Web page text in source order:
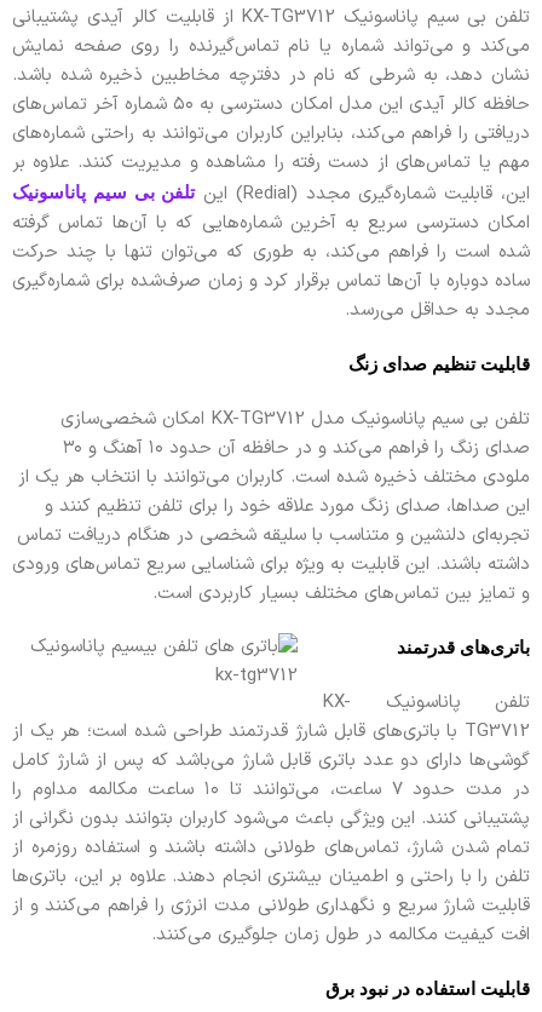
تلفن بی سیم پاناسونیک KX-TG3712 از قابلیت کالر آیدی پشتیبانی
می‌کند و می‌تواند شماره یا نام تماس‌گیرنده را روی صفحه نمایش
نشان دهد، به شرطی که نام در دفترچه مخاطبین ذخیره شده باشد.
حافظه کالر آیدی این مدل امکان دسترسی به ۵۰ شماره آخر تماس‌های
دریافتی را فراهم می‌کند، بنابراین کاربران می‌توانند به راحتی شماره‌های
مهم یا تماس‌های از دست رفته را مشاهده و مدیریت کنند. علاوه بر
این، قابلیت شماره‌گیری مجدد (Redial) این
تلفن بی سیم پاناسونیک
امکان دسترسی سریع به آخرین شماره‌هایی که با آن‌ها تماس گرفته
شده است را فراهم می‌کند، به طوری که می‌توان تنها با چند حرکت
ساده دوباره با آن‌ها تماس برقرار کرد و زمان صرف‌شده برای شماره‌گیری
مجدد به حداقل می‌رسد.
قابلیت تنظیم صدای زنگ
تلفن بی سیم پاناسونیک مدل KX-TG3712 امکان شخصی‌سازی
صدای زنگ را فراهم می‌کند و در حافظه آن حدود ۱۰ آهنگ و ۳۰
ملودی مختلف ذخیره شده است. کاربران می‌توانند با انتخاب هر یک از
این صداها، صدای زنگ مورد علاقه خود را برای تلفن تنظیم کنند و
تجربه‌ای دلنشین و متناسب با سلیقه شخصی در هنگام دریافت تماس
داشته باشند. این قابلیت به ویژه برای شناسایی سریع تماس‌های ورودی
و تمایز بین تماس‌های مختلف بسیار کاربردی است.
باتری‌های قدرتمند
تلفن پاناسونیک KX-
TG3712 با باتری‌های قابل شارژ قدرتمند طراحی شده است؛ هر یک از
گوشی‌ها دارای دو عدد باتری قابل شارژ می‌باشد که پس از شارژ کامل
در مدت حدود ۷ ساعت، می‌توانند تا ۱۰ ساعت مکالمه مداوم را
پشتیبانی کنند. این ویژگی باعث می‌شود کاربران بتوانند بدون نگرانی از
تمام شدن شارژ، تماس‌های طولانی داشته باشند و استفاده روزمره از
تلفن را با راحتی و اطمینان بیشتری انجام دهند. علاوه بر این، باتری‌ها
قابلیت شارژ سریع و نگهداری طولانی مدت انرژی را فراهم می‌کنند و از
افت کیفیت مکالمه در طول زمان جلوگیری می‌کنند.
قابلیت استفاده در نبود برق